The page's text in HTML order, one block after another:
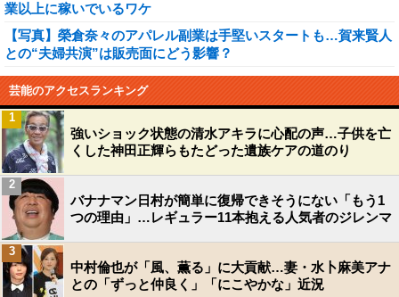
業以上に稼いでいるワケ
【写真】榮倉奈々のアパレル副業は手堅いスタートも…賀来賢人
との“夫婦共演”は販売面にどう影響？
芸能のアクセスランキング
強いショック状態の清水アキラに心配の声…子供を亡
くした神田正輝らもたどった遺族ケアの道のり
1
バナナマン日村が簡単に復帰できそうにない「もう1
つの理由」…レギュラー11本抱える人気者のジレンマ
2
中村倫也が「風、薫る」に大貢献…妻・水卜麻美アナ
との「ずっと仲良く」「にこやかな」近況
3